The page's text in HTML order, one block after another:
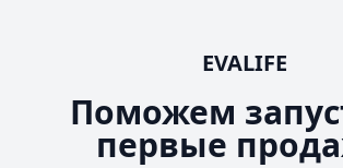
EVALIFE
Поможем
первые